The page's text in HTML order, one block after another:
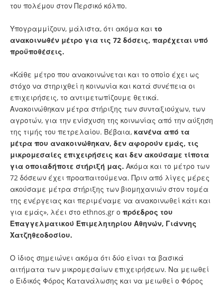
του πολέμου στον Περσικό κόλπο.
Υπογραμμίζουν, μάλιστα, ότι ακόμα και το
ανακοινωθέν μέτρο για τις 72 δόσεις, παρέχεται υπό
προϋποθέσεις.
«Κάθε μέτρο που ανακοινώνεται και το οποίο έχει ως
στόχο να στηριχθεί η κοινωνία και κατά συνέπεια οι
επιχειρήσεις, το αντιμετωπίζουμε θετικά.
Ανακοινώθηκαν μέτρα στήριξης των συνταξιούχων, των
αγροτών, για την ενίσχυση της κοινωνίας από την αύξηση
της τιμής του πετρελαίου. Βέβαια, κανένα από τα
μέτρα που ανακοινώθηκαν, δεν αφορούν εμάς, τις
μικρομεσαίες επιχειρήσεις και δεν ακούσαμε τίποτα
για οποιαδήποτε στήριξή μας. Ακόμα και το μέτρο των
72 δόσεων έχει προαπαιτούμενα. Πριν από λίγες μέρες
ακούσαμε μέτρα στήριξης των βιομηχανιών στον τομέα
της ενέργειας και περιμέναμε να ανακοινωθεί κάτι και
για εμάς», λέει στο ethnos.gr ο πρόεδρος του
Επαγγελματικού Επιμελητηρίου Αθηνών, Γιάννης
Χατζηθεοδοσίου.
Ο ίδιος σημειώνει ακόμα ότι δύο είναι τα βασικά
αιτήματα των μικρομεσαίων επιχειρήσεων. Να μειωθεί
ο Ειδικός Φόρος Κατανάλωσης και να μειωθεί ο Φόρος